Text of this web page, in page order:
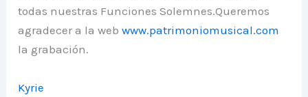
todas nuestras Funciones Solemnes.Queremos
agradecer a la webwww.patrimoniomusical.com
la grabación.
Kyrie